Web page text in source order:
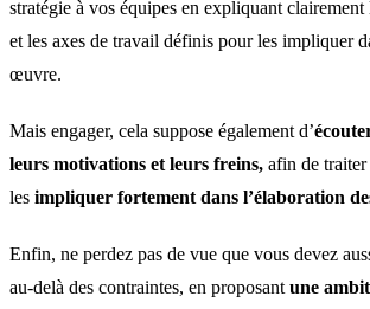
stratégie à vos équipes en expliquant
et les axes de travail définis pour les impliquer
œuvre.
Mais engager, cela suppose également d’
leurs motivations et leurs freins, afin de traiter
les impliquer fortement dans l’élaboration
Enfin, ne perdez pas de vue que vous devez
au-delà des contraintes, en proposant une